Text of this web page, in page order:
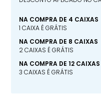
NA COMPRA DE 4 CAIXAS
1 CAIXA É GRÁTIS
NA COMPRA DE 8 CAIXAS
2 CAIXAS É GRÁTIS
NA COMPRA DE 12 CAIXAS
3 CAIXAS É GRÁTIS